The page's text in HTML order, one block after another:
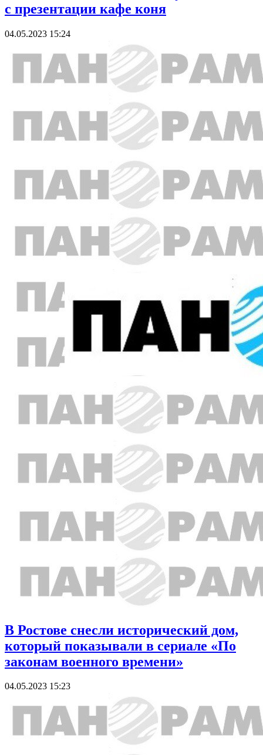
с презентации кафе коня
04.05.2023 15:24
В Ростове снесли исторический дом,
который показывали в сериале «По
законам военного времени»
04.05.2023 15:23